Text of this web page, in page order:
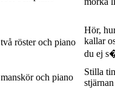
två röster och piano
Hör,
kallar
du ej
manskör och piano
Stilla
stjärnan